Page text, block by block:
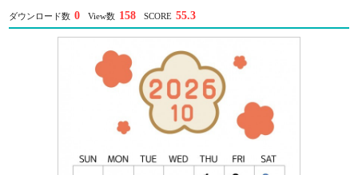
ダウンロード数 0 View数 158 SCORE 55.3